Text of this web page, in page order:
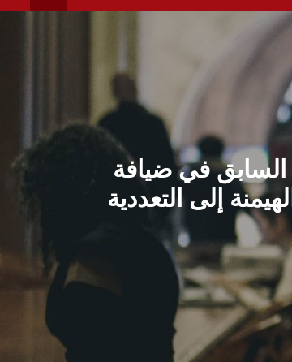
السابق في ضيافة
إلى التعددية